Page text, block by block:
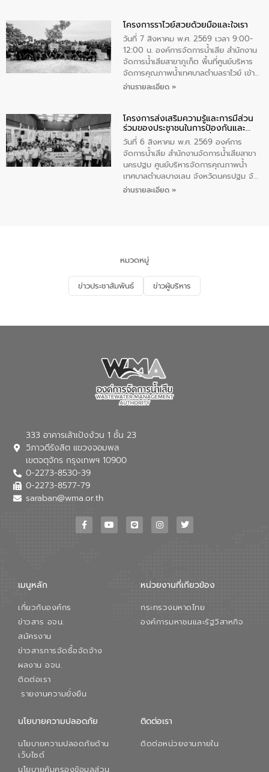
ทองคำและประกาศเกียรติคุณให้แก่ กำนัน
ผู้ใหญ่บ้านยอดเยี่ยม พร้อมกล่าวชื่นชม ให้
โอวาท และมอบนโยบาย
โครงการราไวย์สวยด้วยมือและใจเรา
วันที่ 7 สิงหาคม พ.ศ. 2569 เวลา 9:00-
12:00 น. องค์การจัดการน้ำเสีย สำนักงาน
จัดการน้ำเสียสาขาภูเก็ต พื้นที่ศูนย์บริหาร
จัดการคุณภาพน้ำเทศบาลตำบลราไวย์ เข้า
ร่วมโครงการราไวย์สวยด้วยมือและใจเรา
ประชาชน ตัวแทนจากโรงแรมต่างๆ ในเขต
เทศบาลตำบลราไวย์ ศูนย์บริหารจัดการ
คุณภาพน้ำเทศบาลตำบลราไวย์ นำโดยนาย
น้อย แก้วเศษ ผู้จัดการสำนักงานจัดการน้ำ
เสียสาขาภูเก็ต พร้อมด้วยเจ้าหน้าที่ จำนวน
5 คน ร่วมทำกิจกรรม ทำความสะอาด
ชายหาดและแหล่งท่องเที่ยว ณ บริเวณ
อ่านรายละเอียด »
โครงการส่งเสริมความรู้และการมีส่วน
ร่วมของประชาชนในการป้องกันและ
แก้ไขปัญหาน้ำเสียอย่างยั่งยืน
วันที่ 6 สิงหาคม พ.ศ. 2569 องค์การ
จัดการน้ำเสีย สำนักงานจัดการน้ำเสียสาขา
นครปฐม ศูนย์บริหารจัดการคุณภาพน้ำ
เทศบาลตำบลบางเลน จังหวัดนครปฐม จัด
กิจกรรมภายใต้โครงการส่งเสริมความรู้และ
จัดการน้ำเสียและสร้างจิตสำนึกในการ
อนุรักษ์สิ่งแวดล้อม ในหัวข้อ “น้ำเสียชุมชน
และการบำบัดน้ำเสียเบื้องต้น” โดยให้ความรู้
เกี่ยวกับสาเหตุและผลกระทบของน้ำเสีย
ณ เทศบาลตำบลบางเลน จังหวัดนครปฐม
อ่านรายละเอียด »
หมวดหมู่
ข่าวประชาสัมพันธ์ ข่าวผู้บริหาร
333 อาคารเล้าเป้งง้วน 1 ชั้น 23
วิภาวดีรังสิต แขวงจอมพล
เขตจตุจักร กรุงเทพฯ 10900
0-2273-8530-39
0-2273-8577-79
saraban@wma.or.th
เมนูหลัก
เกี่ยวกับองค์กร
ข่าวสาร อจน.
สมัครงาน
ข่าวสารการจัดซื้อจัดจ้าง
ผลงาน อจน.
ติดต่อเรา
รายงานความยั่งยืน
หน่วยงานที่เกียวข้อง
กระทรวงมหาดไทย
องค์การมหาชนและรัฐวิสาหกิจ
นโยบายความปลอดภัย
นโยบายความปลอดภัยด้าน
เว็บไซต์
นโยบายคุ้มครองข้อมูลส่วน
ติดต่อเรา
ติดต่อหน่วยงานภายใน